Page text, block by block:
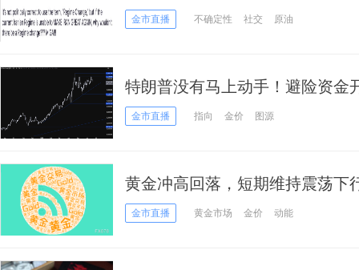
黄金、原油开盘大涨
金市直播 不确定性 社交 原油
特朗普没有马上动手！避险资金
盯紧这一支撑
金市直播 指向 金价 图源
黄金冲高回落，短期维持震荡下
金市直播 黄金市场 金价 动能